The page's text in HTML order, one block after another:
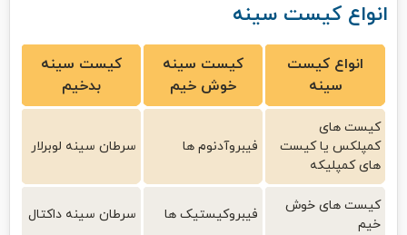
انواع کیست سینه
انواع کیست
سینه
کیست سینه
خوش خیم
کیست سینه
بدخیم
کیست های
کمپلکس یا کیست
های کمپلیکه
فیبروآدنوم ها سرطان سینه لوبرلار
کیست های خوش
خیم
فیبروکیستیک ها سرطان سینه داکتال